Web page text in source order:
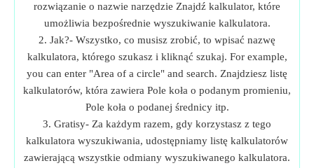
rozwiązanie o nazwie narzędzie Znajdź kalkulator, które
umożliwia bezpośrednie wyszukiwanie kalkulatora.
2. Jak?- Wszystko, co musisz zrobić, to wpisać nazwę
kalkulatora, którego szukasz i kliknąć szukaj. For example,
you can enter "Area of a circle" and search. Znajdziesz listę
kalkulatorów, która zawiera Pole koła o podanym promieniu,
Pole koła o podanej średnicy itp.
3. Gratisy- Za każdym razem, gdy korzystasz z tego
kalkulatora wyszukiwania, udostępniamy listę kalkulatorów
zawierającą wszystkie odmiany wyszukiwanego kalkulatora.